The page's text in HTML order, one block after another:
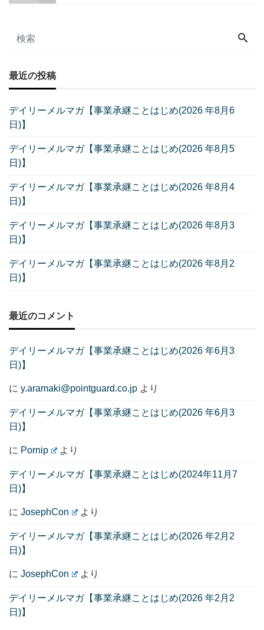
最近の投稿
デイリーメルマガ【事業承継ことはじめ(2026 年8月6
日)】
デイリーメルマガ【事業承継ことはじめ(2026 年8月5
日)】
デイリーメルマガ【事業承継ことはじめ(2026 年8月4
日)】
デイリーメルマガ【事業承継ことはじめ(2026 年8月3
日)】
デイリーメルマガ【事業承継ことはじめ(2026 年8月2
日)】
最近のコメント
デイリーメルマガ【事業承継ことはじめ(2026 年6月3
日)】
に y.aramaki@pointguard.co.jp より
デイリーメルマガ【事業承継ことはじめ(2026 年6月3
日)】
に Pornip より
デイリーメルマガ【事業承継ことはじめ(2024年11月7
日)】
に JosephCon より
デイリーメルマガ【事業承継ことはじめ(2026 年2月2
日)】
に JosephCon より
デイリーメルマガ【事業承継ことはじめ(2026 年2月2
日)】